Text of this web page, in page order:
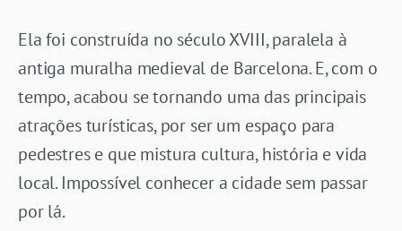
Ela foi construída no século XVIII, paralela à
antiga muralha medieval de Barcelona. E, com o
tempo, acabou se tornando uma das principais
atrações turísticas, por ser um espaço para
pedestres e que mistura cultura, história e vida
local. Impossível conhecer a cidade sem passar
por lá.